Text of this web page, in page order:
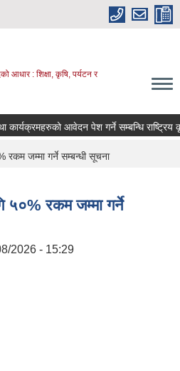
आधार : शिक्षा, कृषि, पर्यटन र
आवेदन पेश गर्ने सम्बन्धि राष्ट्रिय
रकम जम्मा गर्ने सम्बन्धी सूचना
५०% रकम जम्मा गर्ने
2026 - 15:29